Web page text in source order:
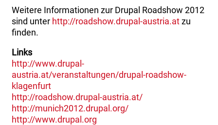
Weitere Informationen zur Drupal Roadshow 2012
sind unter http://roadshow.drupal-austria.atzu
finden.
Links
http://www.drupal-
austria.at/veranstaltungen/drupal-roadshow-
klagenfurt
http://roadshow.drupal-austria.at/
http://munich2012.drupal.org/
http://www.drupal.org